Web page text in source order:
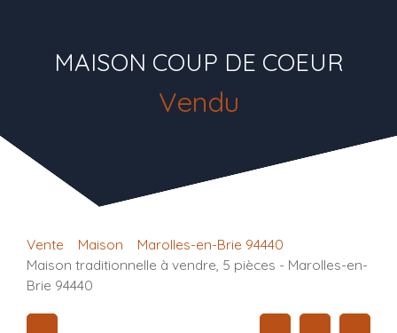
MAISON COUP DE COEUR
Vendu
Vente Maison
Marolles-en-Brie 94440
Maison traditionnelle à vendre, 5 pièces - Marolles-en-
Brie 94440